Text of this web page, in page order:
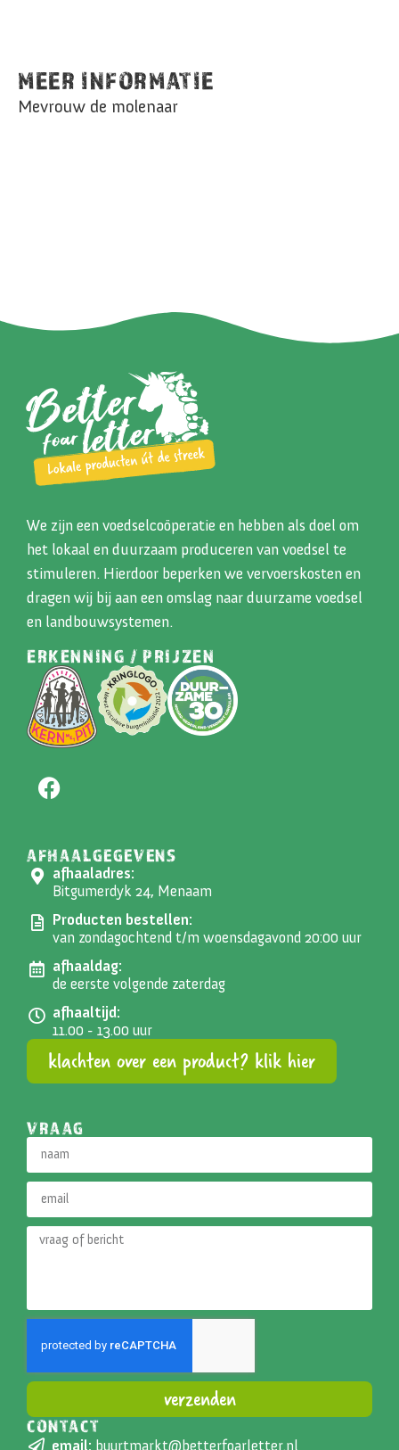
MEER INFORMATIE
Mevrouw de molenaar
We zijn een voedselcoöperatie en hebben als doel om
het lokaal en duurzaam produceren van voedsel te
stimuleren. Hierdoor beperken we vervoerskosten en
dragen wij bij aan een omslag naar duurzame voedsel
en landbouwsystemen.
ERKENNING / PRIJZEN
AFHAALGEGEVENS
afhaaladres:
Bitgumerdyk 24, Menaam
Producten bestellen:
van zondagochtend t/m woensdagavond 20:00 uur
afhaaldag:
de eerste volgende zaterdag
afhaaltijd:
11.00 - 13.00 uur
klachten over een product? klik hier
VRAAG
verzenden
Alternative:
CONTACT
email: buurtmarkt@betterfoarletter.nl